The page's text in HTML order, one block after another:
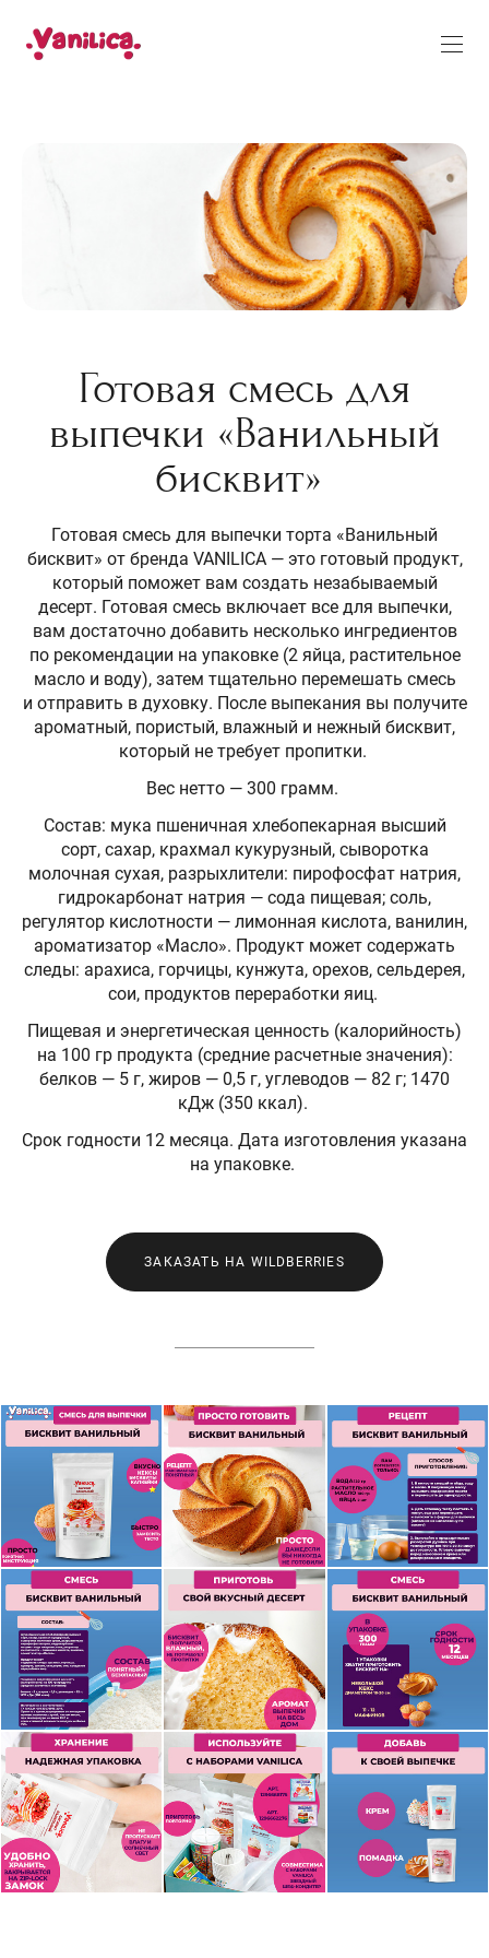
Готовая смесь для
выпечки «Ванильный
бисквит»
Готовая смесь для выпечки торта «Ванильный
бисквит» от бренда VANILICA — это готовый продукт,
который поможет вам создать незабываемый
десерт. Готовая смесь включает все для выпечки,
вам достаточно добавить несколько ингредиентов
по рекомендации на упаковке (2 яйца, растительное
масло и воду), затем тщательно перемешать смесь
и отправить в духовку. После выпекания вы получите
ароматный, пористый, влажный и нежный бисквит,
который не требует пропитки.
Вес нетто — 300 грамм.
Состав: мука пшеничная хлебопекарная высший
сорт, сахар, крахмал кукурузный, сыворотка
молочная сухая, разрыхлители: пирофосфат натрия,
гидрокарбонат натрия — сода пищевая; соль,
регулятор кислотности — лимонная кислота, ванилин,
ароматизатор «Масло». Продукт может содержать
следы: арахиса, горчицы, кунжута, орехов, сельдерея,
сои, продуктов переработки яиц.
Пищевая и энергетическая ценность (калорийность)
на 100 гр продукта (средние расчетные значения):
белков — 5 г, жиров — 0,5 г, углеводов — 82 г; 1470
кДж (350 ккал).
Срок годности 12 месяца. Дата изготовления указана
на упаковке.
ЗАКАЗАТЬ НА WILDBERRIES